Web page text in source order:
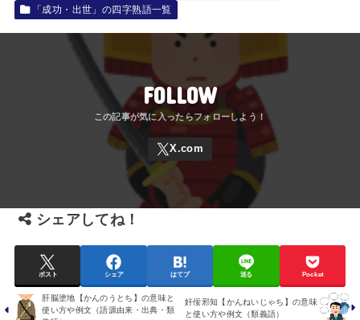
「成功・出世」の四字熟語一覧
FOLLOW
シェアしてね！
ポスト シェア はてブ 送る Pocket
肝脳塗地【かんのうとち】の意味と
使い方や例文（語源由来・出典・類
奸佞邪知【かんねいじゃち】の意味
と使い方や例文（類義語）